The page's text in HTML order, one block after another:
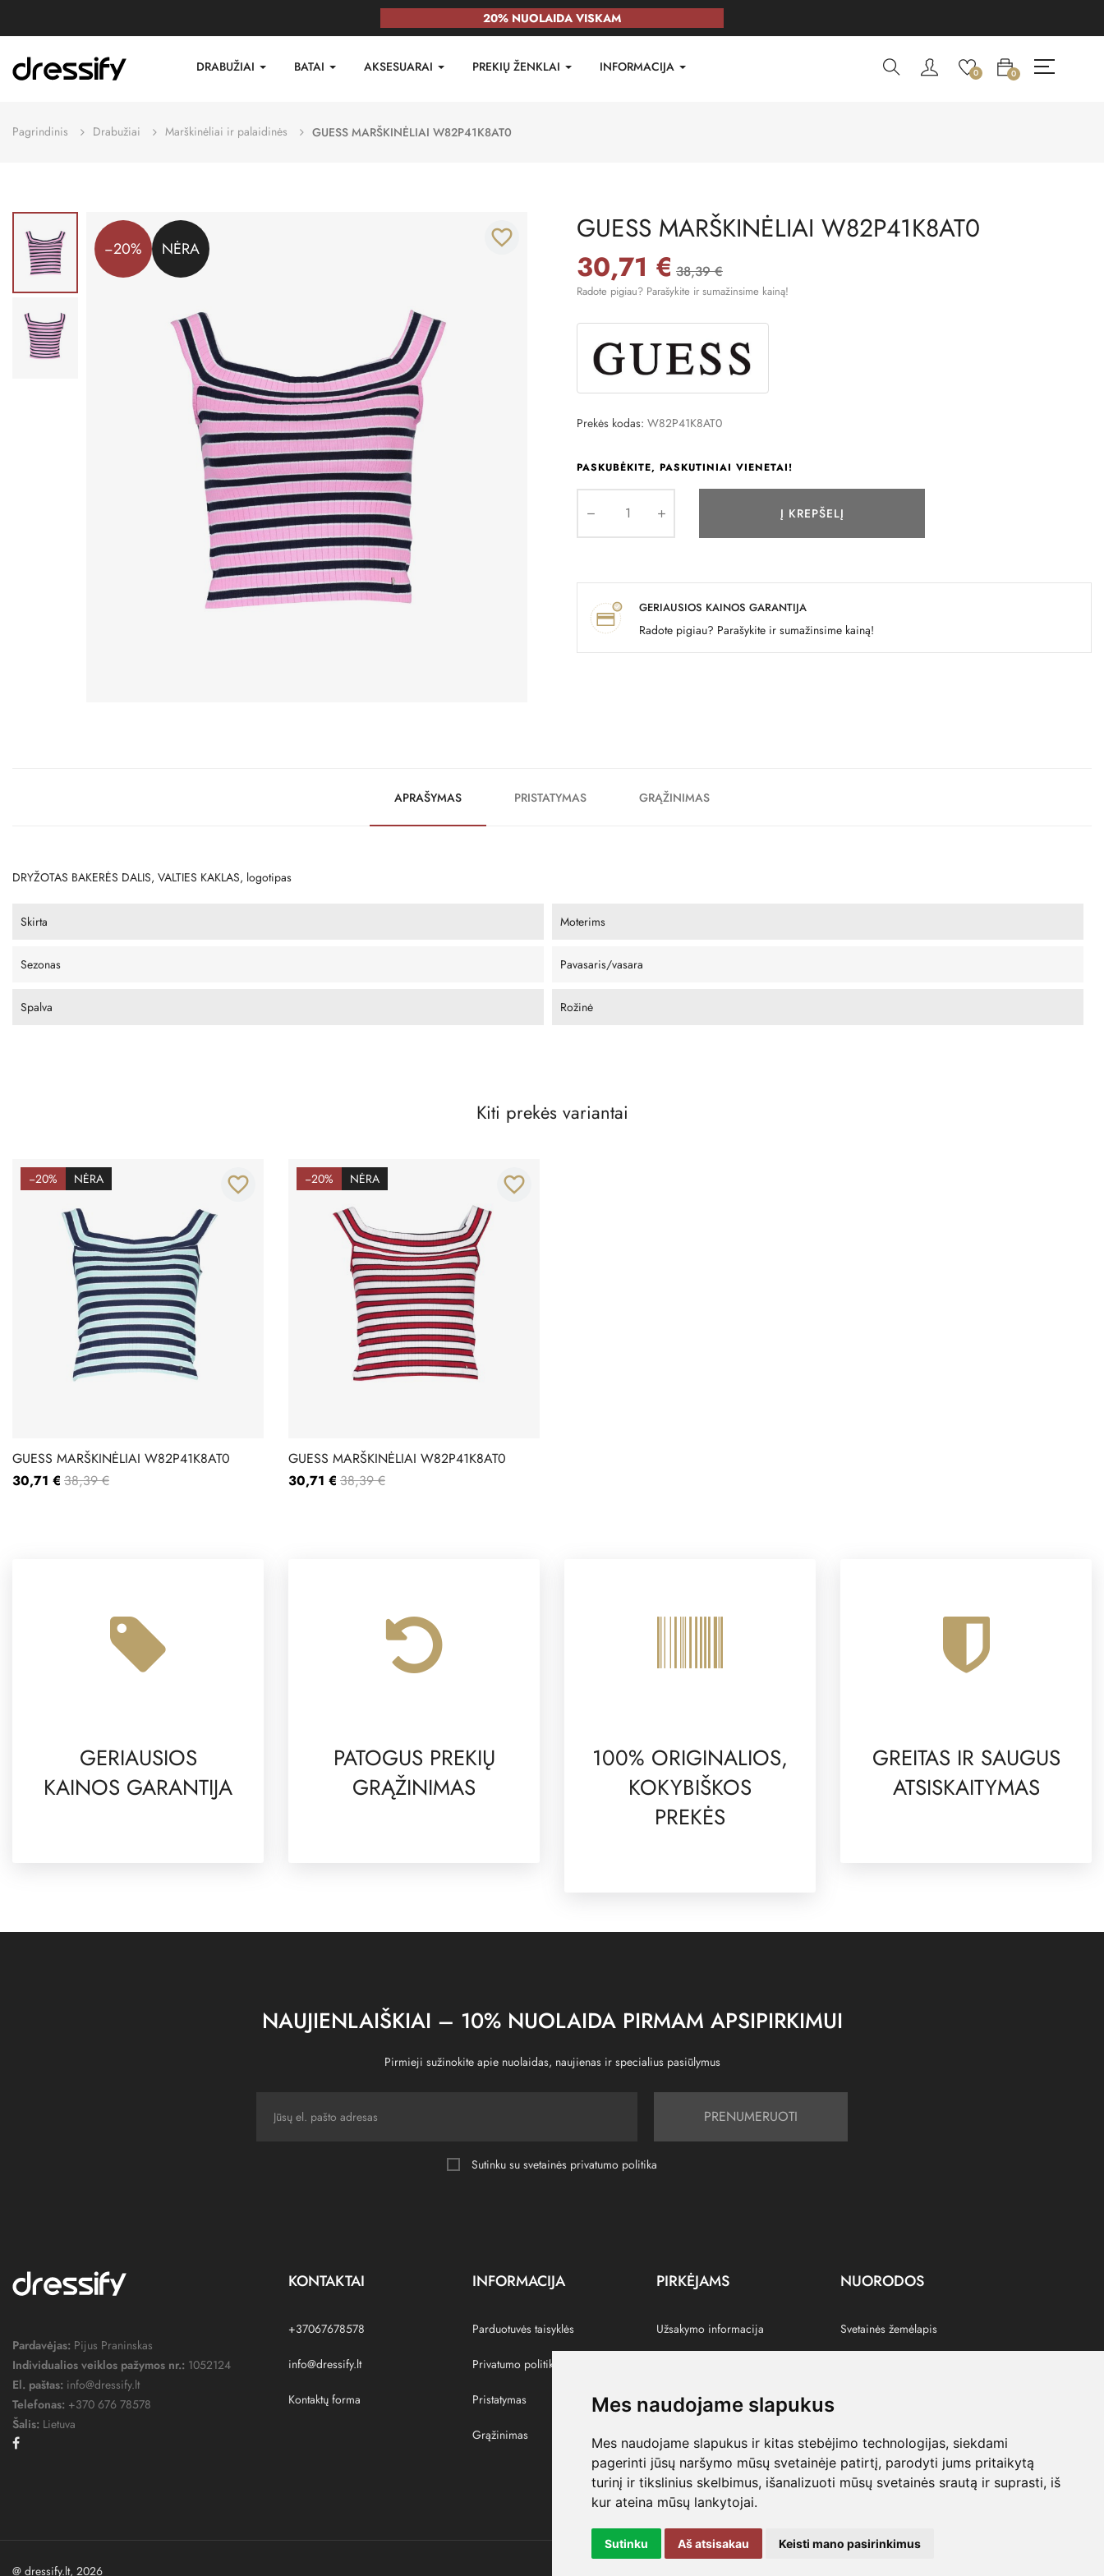
Mes naudojame slapukus
Mes naudojame slapukus ir kitas stebėjimo technologijas, siekdami
pagerinti jūsų naršymo mūsų svetainėje patirtį, parodyti jums pritaikytą
turinį ir tikslinius skelbimus, išanalizuoti mūsų svetainės srautą ir suprasti, iš
kur ateina mūsų lankytojai.
Sutinku Aš atsisakau Keisti mano pasirinkimus
20% NUOLAIDA VISKAM
DRABUŽIAI BATAI AKSESUARAI PREKIŲ ŽENKLAI INFORMACIJA 0 0
Pagrindinis Drabužiai Marškinėliai ir palaidinės GUESS MARŠKINĖLIAI W82P41K8AT0
−20% NĖRA favorite_border GUESS MARŠKINĖLIAI W82P41K8AT0
30,71 € 38,39 €
Radote pigiau? Parašykite ir sumažinsime kainą!
Prekės kodas: W82P41K8AT0
PASKUBĖKITE, PASKUTINIAI VIENETAI!
Į KREPŠELĮ
GERIAUSIOS KAINOS GARANTIJA
Radote pigiau? Parašykite ir sumažinsime kainą!
APRAŠYMAS PRISTATYMAS GRĄŽINIMAS
DRYŽOTAS BAKERĖS DALIS, VALTIES KAKLAS, logotipas
Skirta Moterims
Sezonas Pavasaris/vasara
Spalva Rožinė
Kiti prekės variantai
−20% NĖRA favorite_border
GUESS MARŠKINĖLIAI W82P41K8AT0
30,71 € 38,39 €
−20% NĖRA favorite_border
GUESS MARŠKINĖLIAI W82P41K8AT0
30,71 € 38,39 €
GERIAUSIOS
KAINOS GARANTIJA
PATOGUS PREKIŲ
GRĄŽINIMAS
100% ORIGINALIOS,
KOKYBIŠKOS
PREKĖS
GREITAS IR SAUGUS
ATSISKAITYMAS
NAUJIENLAIŠKIAI – 10% NUOLAIDA PIRMAM APSIPIRKIMUI
Pirmieji sužinokite apie nuolaidas, naujienas ir specialius pasiūlymus
PRENUMERUOTI
Sutinku su svetainės privatumo politika
Pardavėjas: Pijus Praninskas
Individualios veiklos pažymos nr.: 1052124
El. paštas: info@dressify.lt
Telefonas: +370 676 78578
Šalis: Lietuva
KONTAKTAI
+37067678578
info@dressify.lt
Kontaktų forma
INFORMACIJA
Parduotuvės taisyklės
Privatumo politika
Pristatymas
Grąžinimas
PIRKĖJAMS
Užsakymo informacija
Paskyra
Pamėgtos prekės
NUORODOS
Svetainės žemėlapis
@ dressify.lt, 2026